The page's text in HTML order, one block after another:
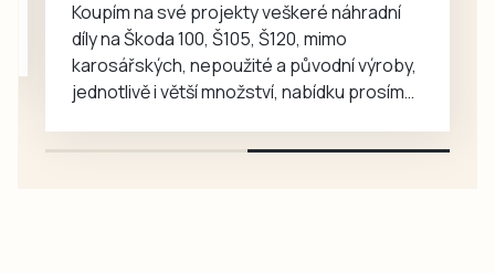
krátce….
Koupím na své projekty veškeré náhradní
díly na Škoda 100, Š105, Š120, mimo
karosářských, nepoužité a původní výroby,
jednotlivě i větší množství, nabídku prosím